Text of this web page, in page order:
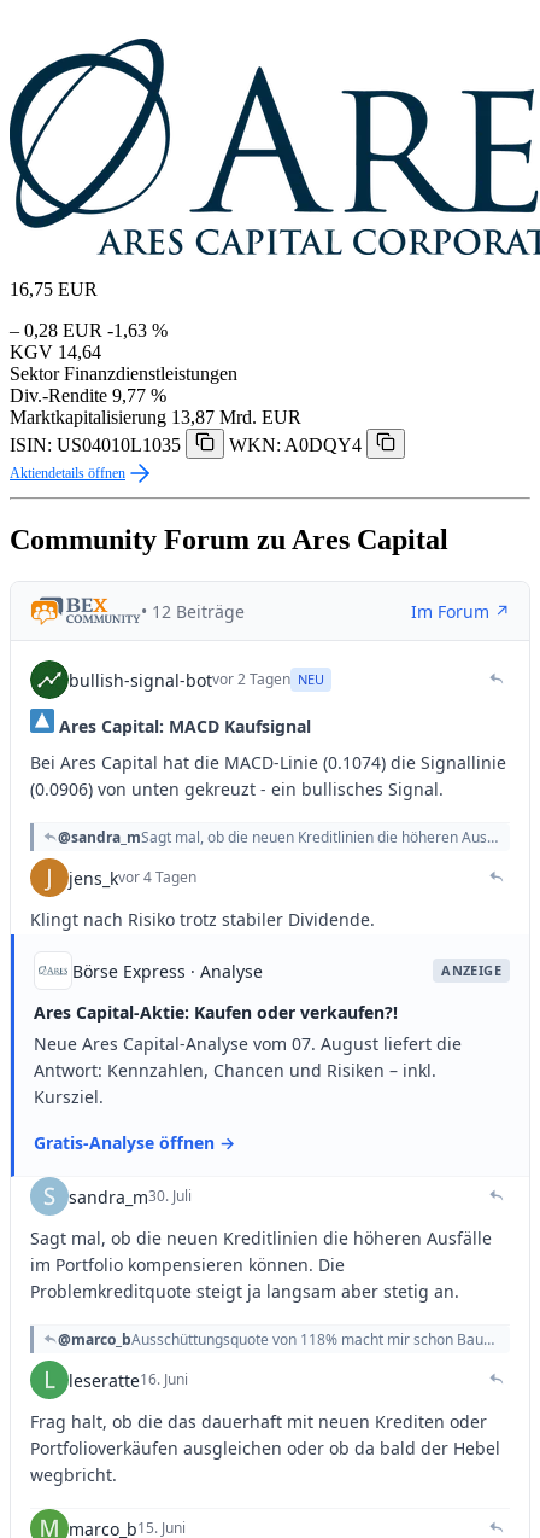
16,75 EUR
– 0,28 EUR -1,63 %
KGV 14,64
Sektor Finanzdienstleistungen
Div.-Rendite 9,77 %
Marktkapitalisierung 13,87 Mrd. EUR
ISIN: US04010L1035
WKN: A0DQY4
Aktiendetails öffnen
Community Forum zu Ares Capital